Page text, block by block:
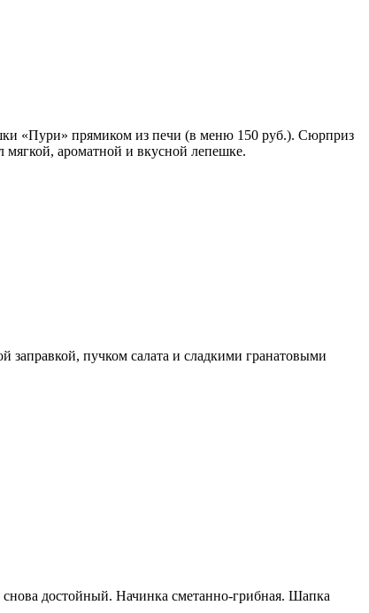
«Пури» прямиком из печи (в меню 150 руб.). Сюрприз
ароматной и вкусной лепешке.
заправкой, пучком салата и сладкими гранатовыми
достойный. Начинка сметанно-грибная. Шапка